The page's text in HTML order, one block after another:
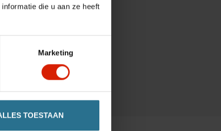
die u aan ze heeft
Marketing
TOESTAAN